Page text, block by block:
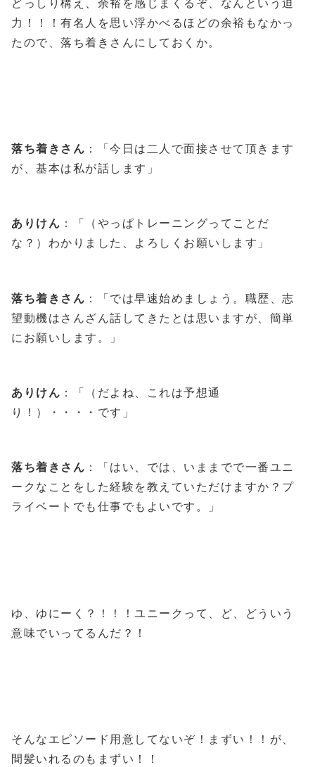
力！！！有名人を思い浮かべるほどの余裕もなかっ
たので、落ち着きさんにしておくか。
落ち着きさん ：「今日は二人で面接させて頂きます
が、基本は私が話します」
ありけん ：「（やっぱトレーニングってことだ
な？）わかりました、よろしくお願いします」
落ち着きさん ：「では早速始めましょう。職歴、志
望動機はさんざん話してきたとは思いますが、簡単
にお願いします。」
ありけん ：「（だよね、これは予想通
り！）・・・・です」
落ち着きさん ：「はい、では、いままでで一番ユニ
ークなことをした経験を教えていただけますか？プ
ライベートでも仕事でもよいです。」
ゆ、ゆにーく？！！！ユニークって、ど、どういう
意味でいってるんだ？！
そんなエピソード用意してないぞ！まずい！！が、
間髪いれるのもまずい！！